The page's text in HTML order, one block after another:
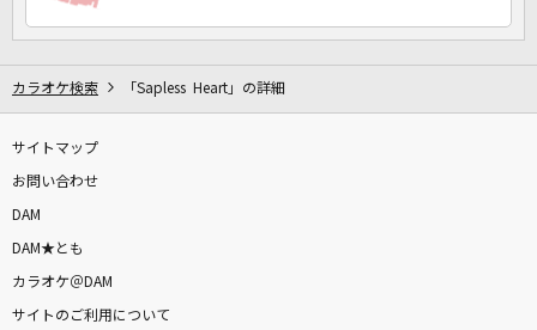
カラオケ検索 「Sapless Heart」の詳細
サイトマップ
お問い合わせ
DAM
DAM★とも
カラオケ＠DAM
サイトのご利用について